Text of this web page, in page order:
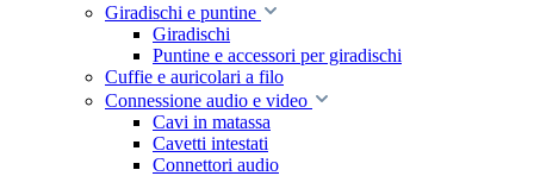
Giradischi e puntine
Giradischi
Puntine e accessori per giradischi
Cuffie e auricolari a filo
Connessione audio e video
Cavi in matassa
Cavetti intestati
Connettori audio